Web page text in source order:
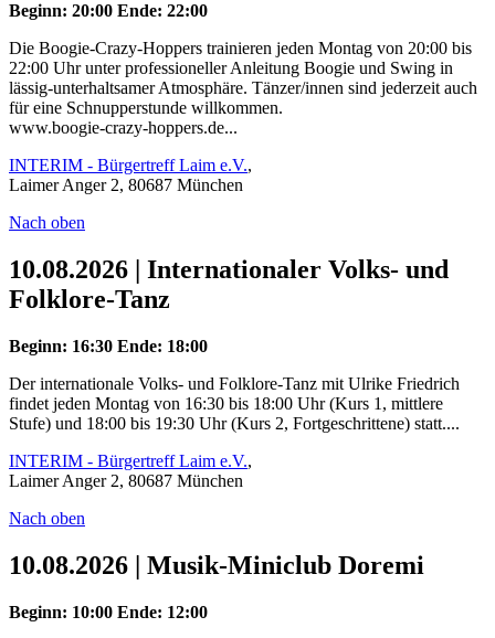
Beginn: 20:00 Ende: 22:00
Die Boogie-Crazy-Hoppers trainieren jeden Montag von 20:00 bis
22:00 Uhr unter professioneller Anleitung Boogie und Swing in
lässig-unterhaltsamer Atmosphäre. Tänzer/innen sind jederzeit auch
für eine Schnupperstunde willkommen.
www.boogie-crazy-hoppers.de...
INTERIM - Bürgertreff Laim e.V.,
Laimer Anger 2, 80687 München
Nach oben
10.08.2026 | Internationaler Volks- und
Folklore-Tanz
Beginn: 16:30 Ende: 18:00
Der internationale Volks- und Folklore-Tanz mit Ulrike Friedrich
findet jeden Montag von 16:30 bis 18:00 Uhr (Kurs 1, mittlere
Stufe) und 18:00 bis 19:30 Uhr (Kurs 2, Fortgeschrittene) statt....
INTERIM - Bürgertreff Laim e.V.,
Laimer Anger 2, 80687 München
Nach oben
10.08.2026 | Musik-Miniclub Doremi
Beginn: 10:00 Ende: 12:00